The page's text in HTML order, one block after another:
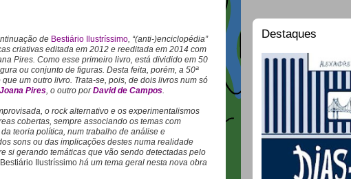
de Bestiário Ilustríssimo , “(anti-)enciclopédia”
criativas editada em 2012 e reeditada em 2014 com
Pires. Como esse primeiro livro, está dividido em 50
ou conjunto de figuras. Desta feita, porém, a 50ª
um outro livro. Trata-se, pois, de dois livros num só
Joana Pires , o outro porDavid de Campos
o rock alternativo e os experimentalismos
cobertas, sempre associando os temas com
teoria política, num trabalho de análise e
sons ou das implicações destes numa realidade
si gerando temáticas que vão sendo detectadas pelo
Bestiário Ilustríssimo há um tema geral nesta nova obra
Destaques